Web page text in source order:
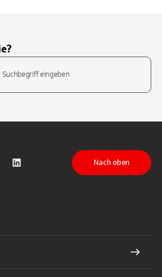
auf Instagram
auf TikTok
Sparkasse auf LinkedIn
Nach oben